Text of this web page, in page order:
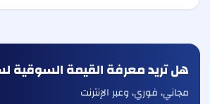
هل تريد معرفة القيمة السوقية
مجاني، فوري، وعبر الإنترنت